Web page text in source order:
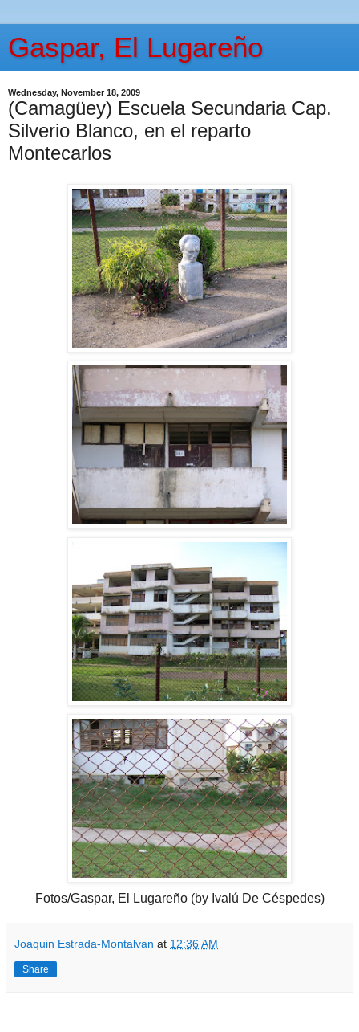
Gaspar, El Lugareño
Wednesday, November 18, 2009
(Camagüey) Escuela Secundaria Cap.
Silverio Blanco, en el reparto
Montecarlos
Fotos/Gaspar, El Lugareño (by Ivalú De Céspedes)
Joaquin Estrada-Montalvan at 12:36 AM
Share